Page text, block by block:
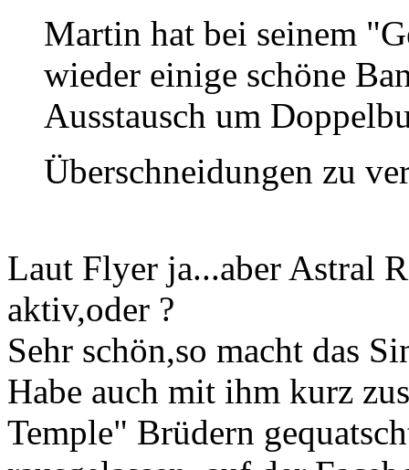
Martin hat bei seinem
wieder einige schöne
Ausstausch um
Überschneidungen zu
Laut Flyer ja...aber Astral
aktiv,oder ?
Sehr schön,so macht das
Habe auch mit ihm kurz
Temple" Brüdern